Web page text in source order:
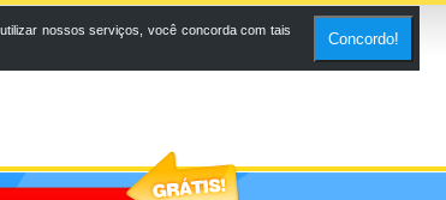
nossos serviços, você concorda com tais
Concordo!